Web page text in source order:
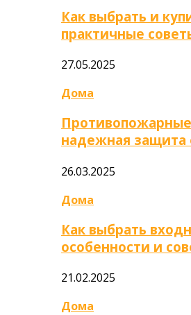
Как выбрать и
практичные
27.05.2025
Дома
надежная защита
26.03.2025
Дома
Как выбрать
особенности и
21.02.2025
Дома